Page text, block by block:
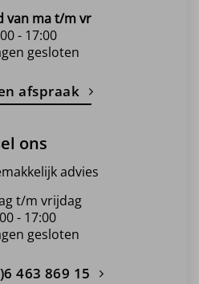
van ma t/m vr
- 17:00
gesloten
afspraak
ons
advies
t/m vrijdag
- 17:00
gesloten
463 869 15